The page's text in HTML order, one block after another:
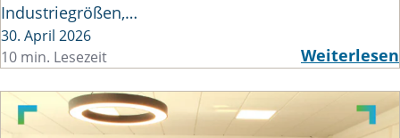
Industriegrößen,…
30. April 2026
10 min. Lesezeit
Weiterlesen